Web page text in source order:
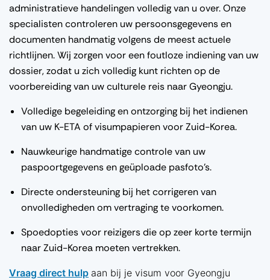
administratieve handelingen volledig van u over. Onze
specialisten controleren uw persoonsgegevens en
documenten handmatig volgens de meest actuele
richtlijnen. Wij zorgen voor een foutloze indiening van uw
dossier, zodat u zich volledig kunt richten op de
voorbereiding van uw culturele reis naar Gyeongju.
Volledige begeleiding en ontzorging bij het indienen
van uw K-ETA of visumpapieren voor Zuid-Korea.
Nauwkeurige handmatige controle van uw
paspoortgegevens en geüploade pasfoto's.
Directe ondersteuning bij het corrigeren van
onvolledigheden om vertraging te voorkomen.
Spoedopties voor reizigers die op zeer korte termijn
naar Zuid-Korea moeten vertrekken.
Vraag direct hulp aan bij je visum voor Gyeongju